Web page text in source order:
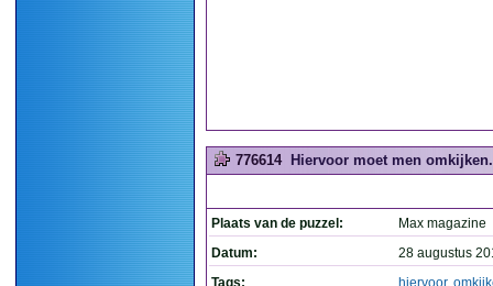
776614 Hiervoor moet men
Plaats van de puzzel:
Max magazine
Datum:
28 augustus
Tags:
hiervoor,